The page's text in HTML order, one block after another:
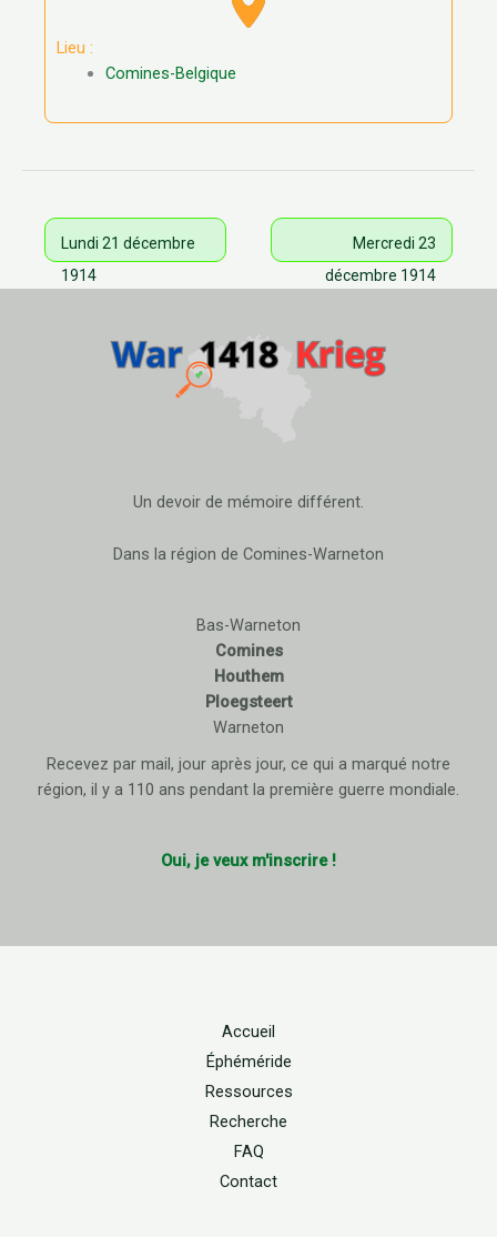
Lieu :
Comines-Belgique
Lundi 21 décembre
1914
Mercredi 23
décembre 1914
Un devoir de mémoire différent.
Dans la région de Comines-Warneton
Bas-Warneton
Comines
Houthem
Ploegsteert
Warneton
Recevez par mail, jour après jour, ce qui a marqué notre
région, il y a 110 ans pendant la première guerre mondiale.
Oui, je veux m'inscrire !
Accueil
Éphéméride
Ressources
Recherche
FAQ
Contact